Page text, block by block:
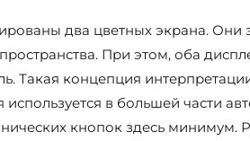
два цветных экрана. Они
При этом, оба
Такая концепция
используется в большей части
кнопок здесь минимум.